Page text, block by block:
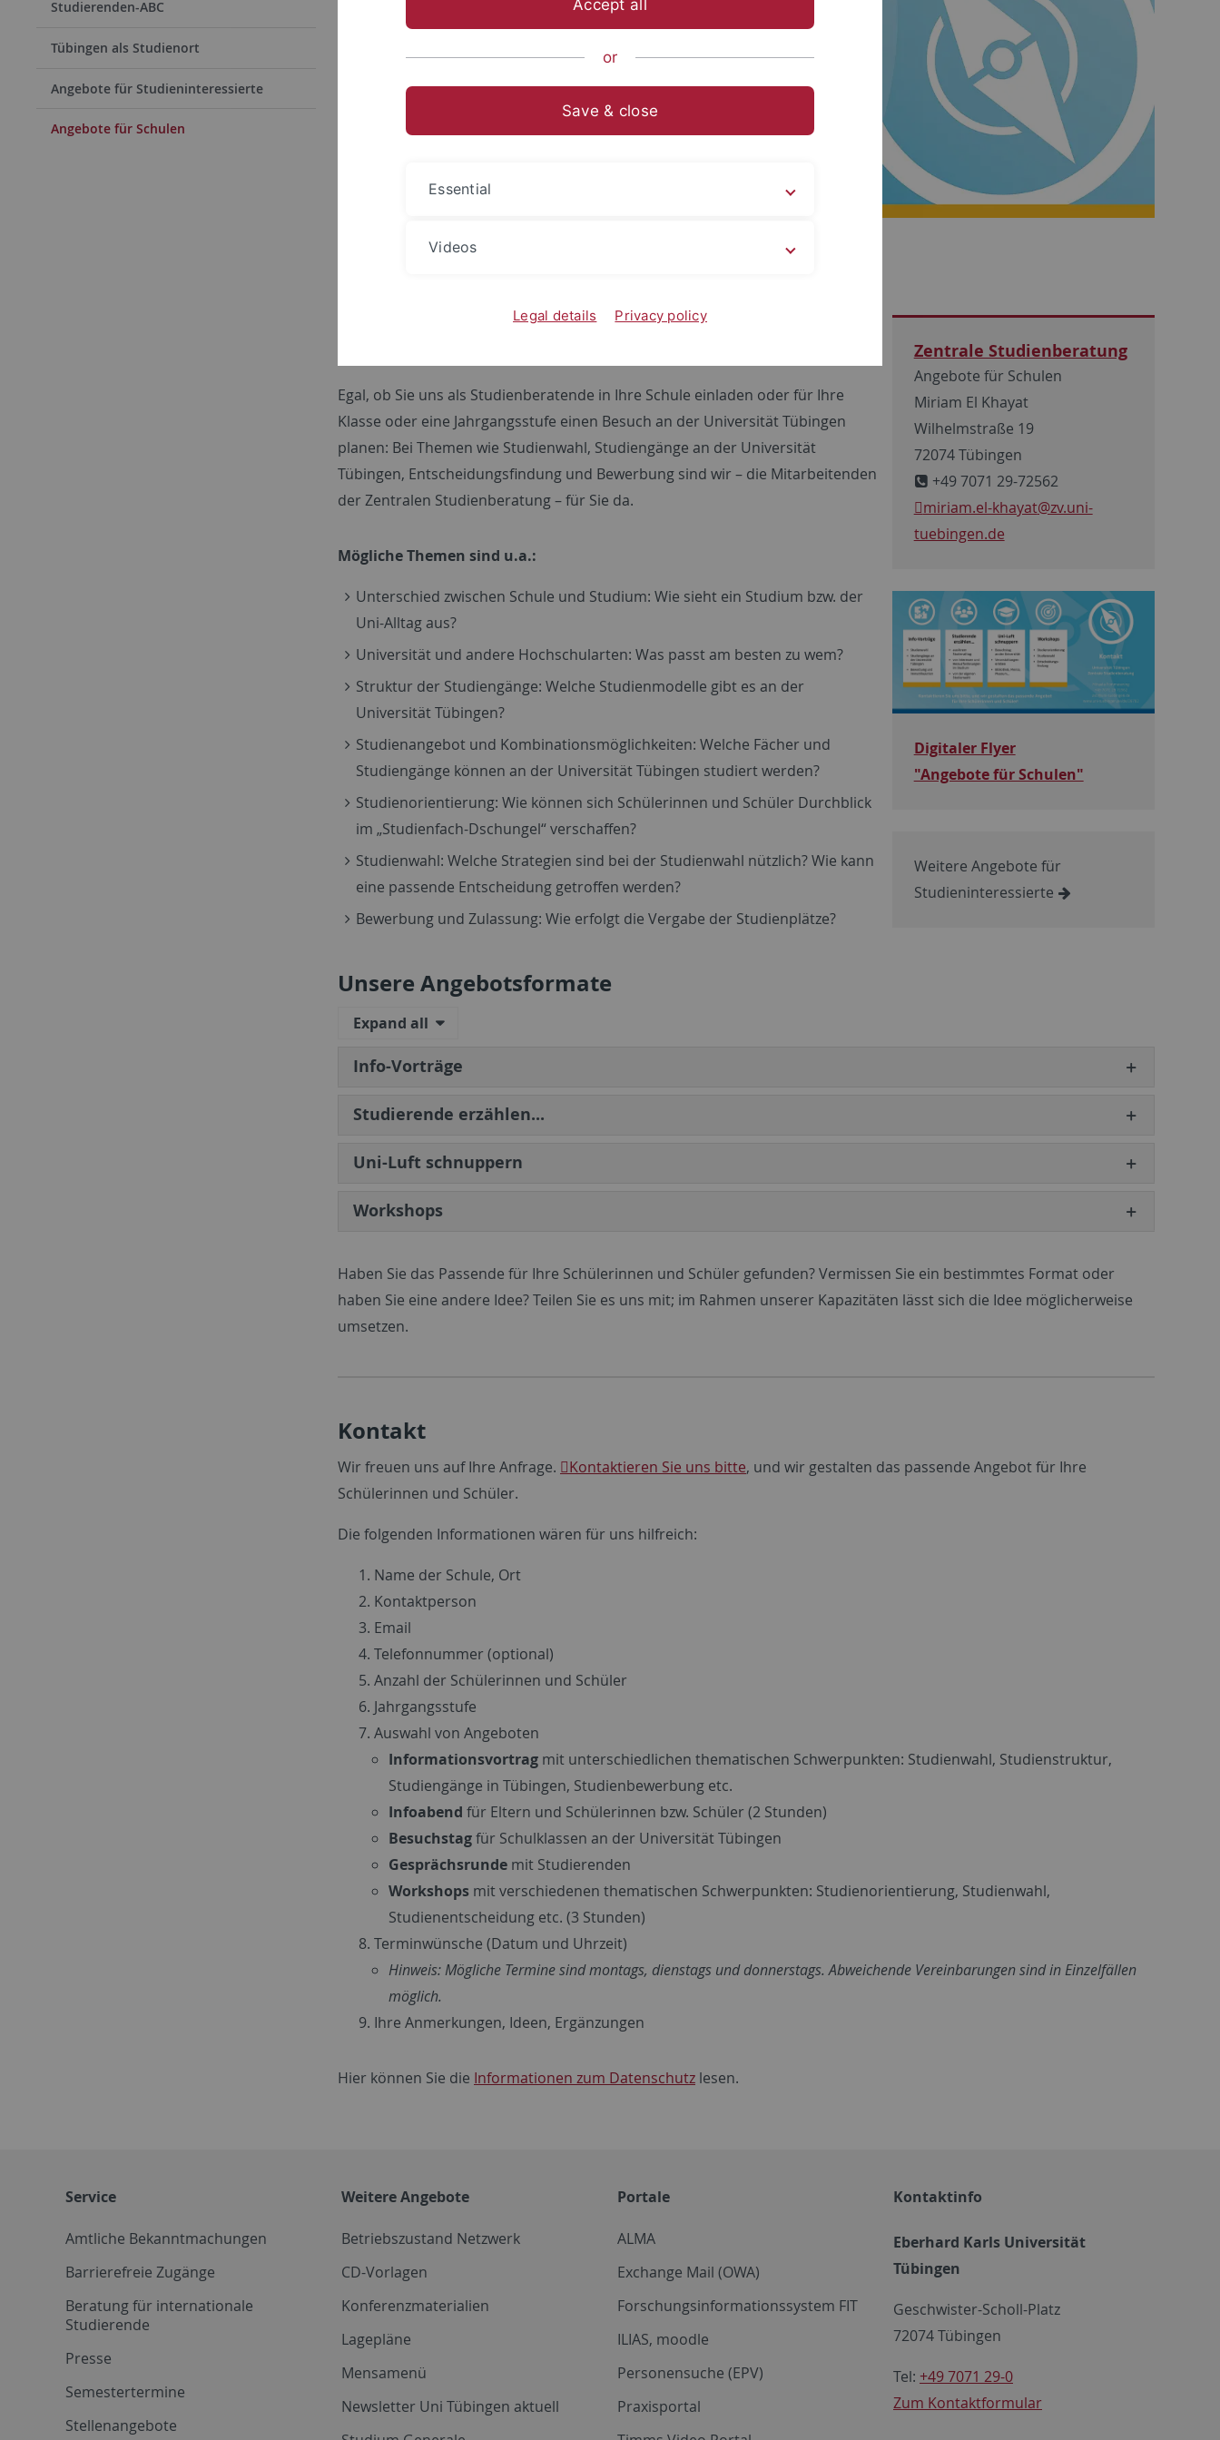
Studierenden-ABC
Tübingen als Studienort
Angebote für Studieninteressierte
Angebote für Schulen
Angebote für Schulen
Sind Sie als Lehrerinnen und Lehrer auf der Suche nach Angeboten rund um
Egal, ob Sie uns als Studienberatende in Ihre Schule einladen oder für Ihre
Klasse oder eine Jahrgangsstufe einen Besuch an der Universität Tübingen
planen: Bei Themen wie Studienwahl, Studiengänge an der Universität
Tübingen, Entscheidungsfindung und Bewerbung sind wir – die Mitarbeitenden
der Zentralen Studienberatung – für Sie da.
Mögliche Themen sind u.a.:
Unterschied zwischen Schule und Studium: Wie sieht ein Studium bzw. der
Uni-Alltag aus?
Universität und andere Hochschularten: Was passt am besten zu wem?
Struktur der Studiengänge: Welche Studienmodelle gibt es an der
Universität Tübingen?
Studienangebot und Kombinationsmöglichkeiten: Welche Fächer und
Studiengänge können an der Universität Tübingen studiert werden?
Studienorientierung: Wie können sich Schülerinnen und Schüler Durchblick
im „Studienfach-Dschungel“ verschaffen?
Studienwahl: Welche Strategien sind bei der Studienwahl nützlich? Wie kann
eine passende Entscheidung getroffen werden?
Bewerbung und Zulassung: Wie erfolgt die Vergabe der Studienplätze?
Zentrale Studienberatung
Angebote für Schulen
Miriam El Khayat
Wilhelmstraße 19
72074 Tübingen
+49 7071 29-72562
miriam.el-khayat@zv.uni-
tuebingen.de
Digitaler Flyer
"Angebote für Schulen"
Weitere Angebote für
Studieninteressierte
Unsere Angebotsformate
Expand all
Info-Vorträge
Studierende erzählen...
Uni-Luft schnuppern
Workshops
Haben Sie das Passende für Ihre Schülerinnen und Schüler gefunden? Vermissen Sie ein bestimmtes Format oder
haben Sie eine andere Idee? Teilen Sie es uns mit; im Rahmen unserer Kapazitäten lässt sich die Idee möglicherweise
umsetzen.
Kontakt
Wir freuen uns auf Ihre Anfrage. Kontaktieren Sie uns bitte, und wir gestalten das passende Angebot für Ihre
Schülerinnen und Schüler.
Die folgenden Informationen wären für uns hilfreich:
Name der Schule, Ort
Kontaktperson
Email
Telefonnummer (optional)
Anzahl der Schülerinnen und Schüler
Jahrgangsstufe
Auswahl von Angeboten
Informationsvortrag mit unterschiedlichen thematischen Schwerpunkten: Studienwahl, Studienstruktur,
Studiengänge in Tübingen, Studienbewerbung etc.
Infoabend für Eltern und Schülerinnen bzw. Schüler (2 Stunden)
Besuchstagfür Schulklassen an der Universität Tübingen
Gesprächsrunde mit Studierenden
Workshops mit verschiedenen thematischen Schwerpunkten: Studienorientierung, Studienwahl,
Studienentscheidung etc. (3 Stunden)
Terminwünsche (Datum und Uhrzeit)
Hinweis: Mögliche Termine sind montags, dienstags und donnerstags. Abweichende Vereinbarungen sind in Einzelfällen
möglich.
Ihre Anmerkungen, Ideen, Ergänzungen
Hier können Sie die Informationen zum Datenschutz lesen.
Service
Amtliche Bekanntmachungen
Barrierefreie Zugänge
Beratung für internationale
Studierende
Presse
Semestertermine
Stellenangebote
Weitere Angebote
Betriebszustand Netzwerk
CD-Vorlagen
Konferenzmaterialien
Lagepläne
Mensamenü
Newsletter Uni Tübingen aktuell
Portale
ALMA
Exchange Mail (OWA)
Forschungsinformationssystem FIT
ILIAS, moodle
Personensuche (EPV)
Praxisportal
Kontaktinfo
Eberhard Karls Universität
Tübingen
Geschwister-Scholl-Platz
72074 Tübingen
Tel: +49 7071 29-0
Zum Kontaktformular
Accept all
or
Save & close
Essential
Videos
Legal details Privacy policy